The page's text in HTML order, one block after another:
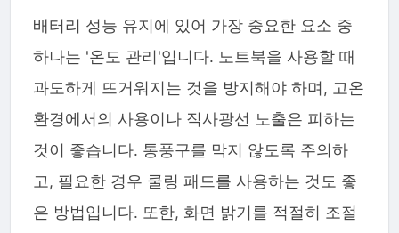
배터리 성능 유지에 있어 가장 중요한 요소 중
하나는 '온도 관리'입니다. 노트북을 사용할 때
과도하게 뜨거워지는 것을 방지해야 하며, 고온
환경에서의 사용이나 직사광선 노출은 피하는
것이 좋습니다. 통풍구를 막지 않도록 주의하
고, 필요한 경우 쿨링 패드를 사용하는 것도 좋
은 방법입니다. 또한, 화면 밝기를 적절히 조절